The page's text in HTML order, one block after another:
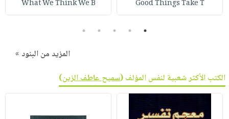
Good Things Take T
What We Think We B
1
2
3
4
5
المزيد من البنود »
الكتب الأكثر شعبية لنفس المؤلف (سميح عاطف الزين)